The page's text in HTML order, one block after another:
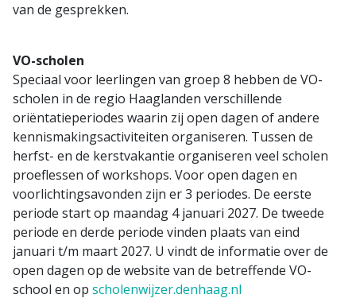
van de gesprekken.
VO-scholen
Speciaal voor leerlingen van groep 8 hebben de VO-
scholen in de regio Haaglanden verschillende
oriëntatieperiodes waarin zij open dagen of andere
kennismakingsactiviteiten organiseren. Tussen de
herfst- en de kerstvakantie organiseren veel scholen
proeflessen of workshops. Voor open dagen en
voorlichtingsavonden zijn er 3 periodes. De eerste
periode start op maandag 4 januari 2027. De tweede
periode en derde periode vinden plaats van eind
januari t/m maart 2027. U vindt de informatie over de
open dagen op de website van de betreffende VO-
school en op scholenwijzer.denhaag.nl